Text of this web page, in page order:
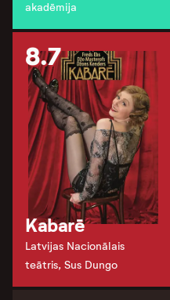
akadēmija
8.7
Kabarē
Latvijas Nacionālais
teātris, Sus Dungo